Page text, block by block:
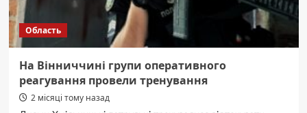
Область
На Вінниччині групи оперативного
реагування провели тренування
2 місяці тому назад